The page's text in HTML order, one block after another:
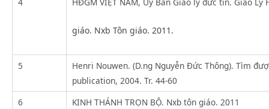
giáo. Nxb Tôn giáo. 2011.
5
Henri Nouwen. (D.ng Nguyễn Đức Thông). Tìm
publication, 2004. Tr. 44-60
6
KINH THÁNH TRỌN BỘ. Nxb tôn giáo. 2011